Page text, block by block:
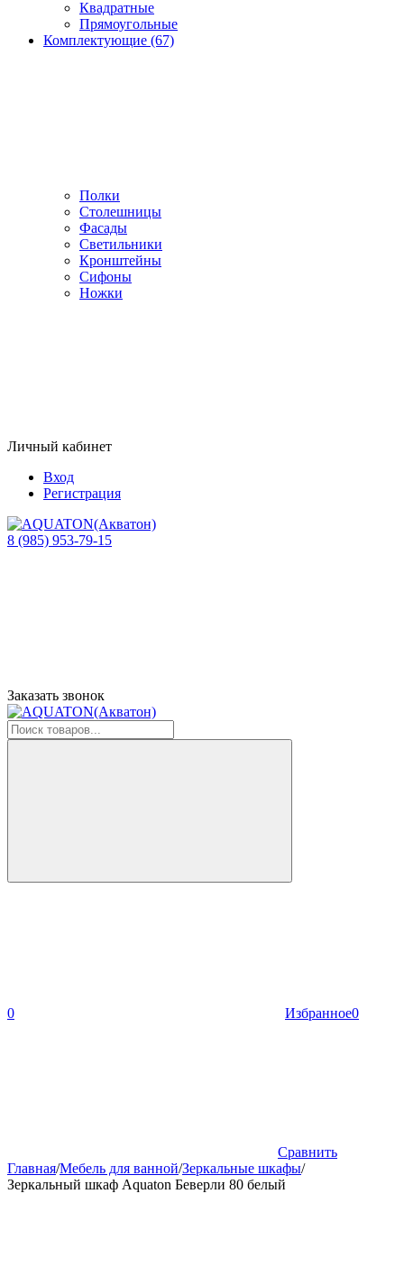
Квадратные
Прямоугольные
Комплектующие (67)
Полки
Столешницы
Фасады
Светильники
Кронштейны
Сифоны
Ножки
Личный кабинет
Вход
Регистрация
8 (985) 953-79-15
Заказать звонок
0 Избранное0
Сравнить
Главная/Мебель для ванной/Зеркальные шкафы/
Зеркальный шкаф Aquaton Беверли 80 белый